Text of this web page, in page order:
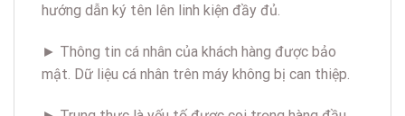
hướng dẫn ký tên lên linh kiện đầy đủ.
► Thông tin cá nhân của khách hàng được bảo
mật. Dữ liệu cá nhân trên máy không bị can thiệp.